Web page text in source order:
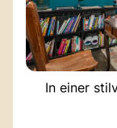
In einer